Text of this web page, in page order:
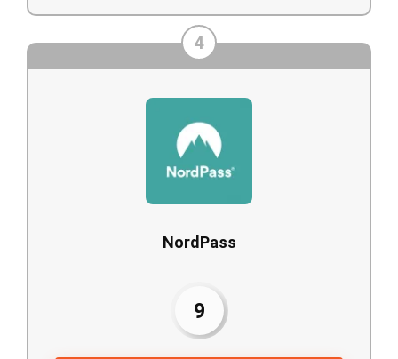
4
NordPass
9